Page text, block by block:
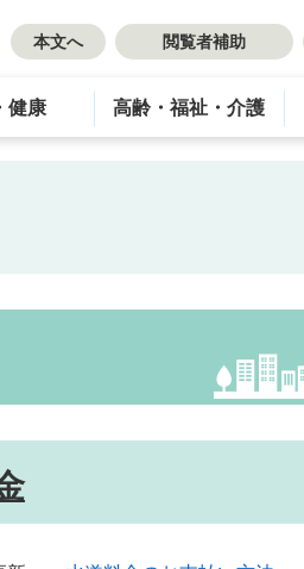
本文へ 閲覧者補助
健康 高齢・福祉・介護